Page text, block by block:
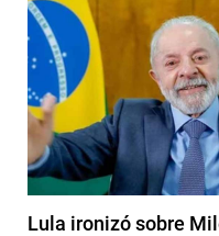
Lula ironizó sobre